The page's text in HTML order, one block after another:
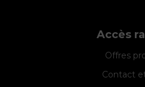
Accès
Offres
Contact